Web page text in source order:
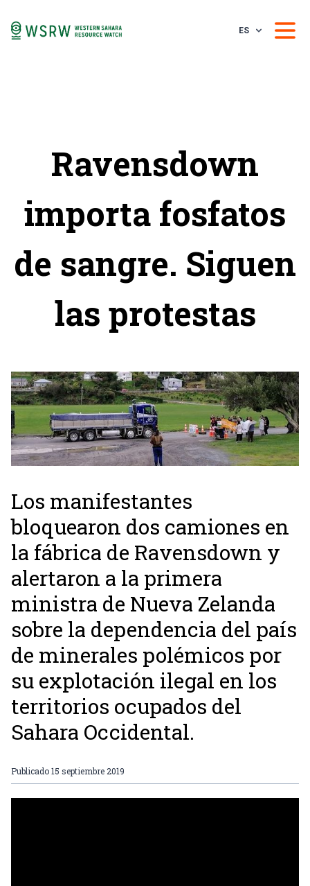
ES
Ravensdown
importa fosfatos
de sangre. Siguen
las protestas
Los manifestantes
bloquearon dos camiones en
la fábrica de Ravensdown y
alertaron a la primera
ministra de Nueva Zelanda
sobre la dependencia del país
de minerales polémicos por
su explotación ilegal en los
territorios ocupados del
Sahara Occidental.
Publicado15 septiembre 2019